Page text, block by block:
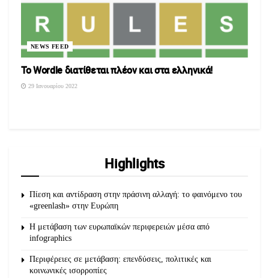
NEWS FEED
Το Wordle διατίθεται πλέον και στα ελληνικά!
29 Ιανουαρίου 2022
Highlights
Πίεση και αντίδραση στην πράσινη αλλαγή: το φαινόμενο του
«greenlash» στην Ευρώπη
Η μετάβαση των ευρωπαϊκών περιφερειών μέσα από
infographics
Περιφέρειες σε μετάβαση: επενδύσεις, πολιτικές και
κοινωνικές ισορροπίες